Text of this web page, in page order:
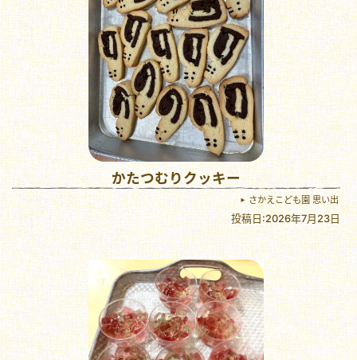
かたつむりクッキー
さかえこども園 思い出
投稿日:2026年7月23日